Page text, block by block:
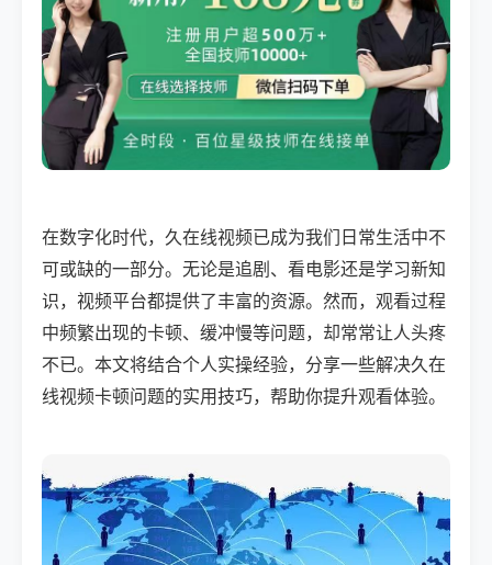
在数字化时代，久在线视频已成为我们日常生活中不
可或缺的一部分。无论是追剧、看电影还是学习新知
识，视频平台都提供了丰富的资源。然而，观看过程
中频繁出现的卡顿、缓冲慢等问题，却常常让人头疼
不已。本文将结合个人实操经验，分享一些解决久在
线视频卡顿问题的实用技巧，帮助你提升观看体验。